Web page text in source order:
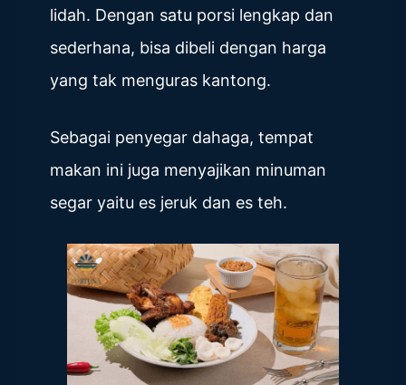
lidah. Dengan satu porsi lengkap dan
sederhana, bisa dibeli dengan harga
yang tak menguras kantong.
Sebagai penyegar dahaga, tempat
makan ini juga menyajikan minuman
segar yaitu es jeruk dan es teh.